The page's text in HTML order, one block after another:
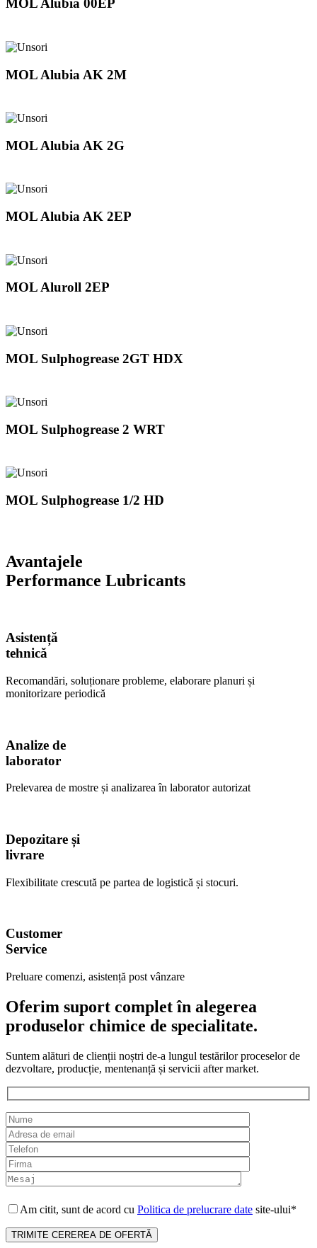
MOL Alubia 00EP
MOL Alubia AK 2M
MOL Alubia AK 2G
MOL Alubia AK 2EP
MOL Aluroll 2EP
MOL Sulphogrease 2GT HDX
MOL Sulphogrease 2 WRT
MOL Sulphogrease 1/2 HD
Avantajele
Performance Lubricants
Asistență
tehnică
Recomandări, soluționare probleme, elaborare planuri și
monitorizare periodică
Analize de
laborator
Prelevarea de mostre și analizarea în laborator autorizat
Depozitare și
livrare
Flexibilitate crescută pe partea de logistică și stocuri.
Customer
Service
Preluare comenzi, asistență post vânzare
Oferim suport complet în alegerea
produselor chimice de specialitate.
Suntem alături de clienții noștri de-a lungul testărilor proceselor de
dezvoltare, producție, mentenanță și servicii after market.
Am citit, sunt de acord cu Politica de prelucrare date site-ului*